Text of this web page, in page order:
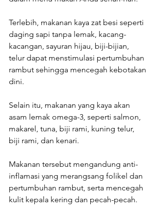
Terlebih, makanan kaya zat besi seperti
daging sapi tanpa lemak, kacang-
kacangan, sayuran hijau, biji-bijian,
telur dapat menstimulasi pertumbuhan
rambut sehingga mencegah kebotakan
dini.
Selain itu, makanan yang kaya akan
asam lemak omega-3, seperti salmon,
makarel, tuna, biji rami, kuning telur,
biji rami, dan kenari.
Makanan tersebut mengandung anti-
inflamasi yang merangsang folikel dan
pertumbuhan rambut, serta mencegah
kulit kepala kering dan pecah-pecah.